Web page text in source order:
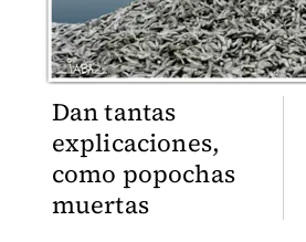
Dan tantas
explicaciones,
como popochas
muertas